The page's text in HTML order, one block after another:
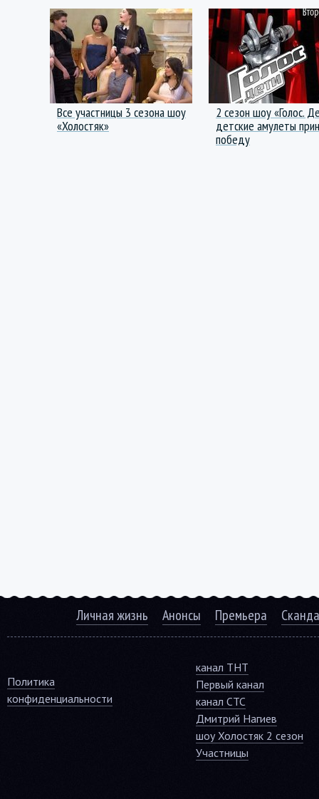
Все участницы 3 сезона шоу
«Холостяк»
2 сезон шоу «Голос.
детские амулеты
победу
Личная жизнь Анонсы Премьера
Политика
конфиденциальности
канал ТНТ
Первый канал
канал СТС
Дмитрий Нагиев
шоу Холостяк 2 сезон
Участницы